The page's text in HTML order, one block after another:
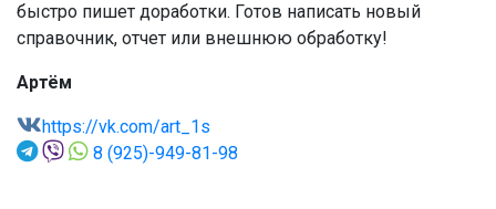
быстро пишет доработки. Готов написать новый
справочник, отчет или внешнюю обработку!
Артём
https://vk.com/art_1s
8 (925)-949-81-98